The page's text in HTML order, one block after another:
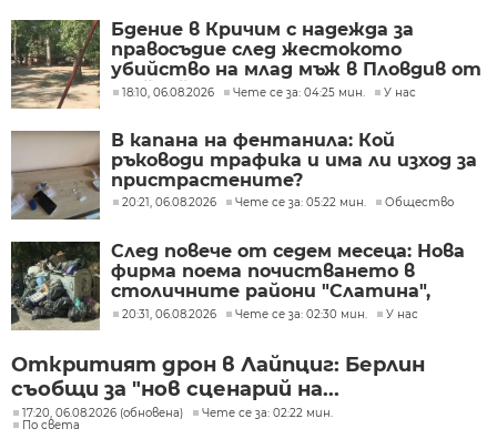
Бдение в Кричим с надежда за
правосъдие след жестокото
убийство на млад мъж в Пловдив от
тийнейджъри
18:10, 06.08.2026 Чете се за: 04:25 мин. У нас
В капана на фентанила: Кой
ръководи трафика и има ли изход за
пристрастените?
20:21, 06.08.2026 Чете се за: 05:22 мин. Общество
След повече от седем месеца: Нова
фирма поема почистването в
столичните райони "Слатина",
"Подуяне" и "Изгрев"
20:31, 06.08.2026 Чете се за: 02:30 мин. У нас
Откритият дрон в Лайпциг: Берлин
съобщи за "нов сценарий на...
17:20, 06.08.2026 (обновена)
Чете се за: 02:22 мин.
По света